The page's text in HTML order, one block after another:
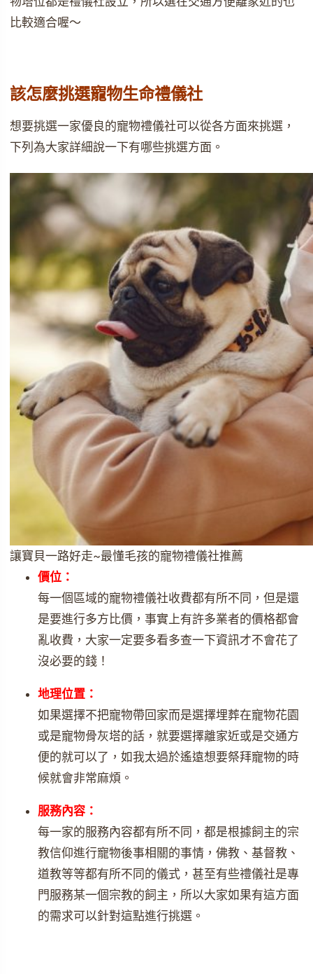
比較適合喔～
該怎麼挑選寵物生命禮儀社
想要挑選一家優良的寵物禮儀社可以從各方面來挑選，
下列為大家詳細說一下有哪些挑選方面。
讓寶貝一路好走~最懂毛孩的寵物禮儀社推薦
價位：
每一個區域的寵物禮儀社收費都有所不同，但是還
是要進行多方比價，事實上有許多業者的價格都會
亂收費，大家一定要多看多查一下資訊才不會花了
沒必要的錢！
地理位置：
如果選擇不把寵物帶回家而是選擇埋葬在寵物花園
或是寵物骨灰塔的話，就要選擇離家近或是交通方
便的就可以了，如我太過於遙遠想要祭拜寵物的時
候就會非常麻煩。
服務內容：
每一家的服務內容都有所不同，都是根據飼主的宗
教信仰進行寵物後事相關的事情，佛教、基督教、
道教等等都有所不同的儀式，甚至有些禮儀社是專
門服務某一個宗教的飼主，所以大家如果有這方面
的需求可以針對這點進行挑選。